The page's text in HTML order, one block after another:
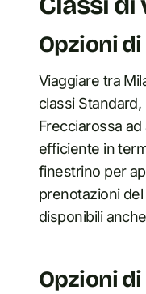
Opzioni
Viaggiare tra
classi
Frecciarossa
efficiente in
finestrino per
prenotazioni
disponibili
Opzioni